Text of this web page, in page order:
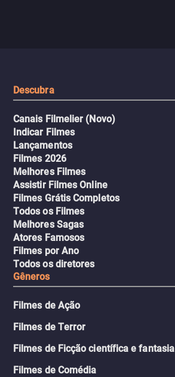
Descubra
Canais Filmelier (Novo)
Indicar Filmes
Lançamentos
Filmes 2026
Melhores Filmes
Assistir Filmes Online
Filmes Grátis Completos
Todos os Filmes
Melhores Sagas
Atores Famosos
Filmes por Ano
Todos os diretores
Gêneros
Filmes de Ação
Filmes de Terror
Filmes de Ficção científica e fantasia
Filmes de Comédia